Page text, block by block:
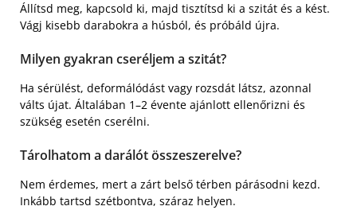
Állítsd meg, kapcsold ki, majd tisztítsd ki a szitát és a kést.
Vágj kisebb darabokra a húsból, és próbáld újra.
Milyen gyakran cseréljem a szitát?
Ha sérülést, deformálódást vagy rozsdát látsz, azonnal
válts újat. Általában 1–2 évente ajánlott ellenőrizni és
szükség esetén cserélni.
Tárolhatom a darálót összeszerelve?
Nem érdemes, mert a zárt belső térben párásodni kezd.
Inkább tartsd szétbontva, száraz helyen.